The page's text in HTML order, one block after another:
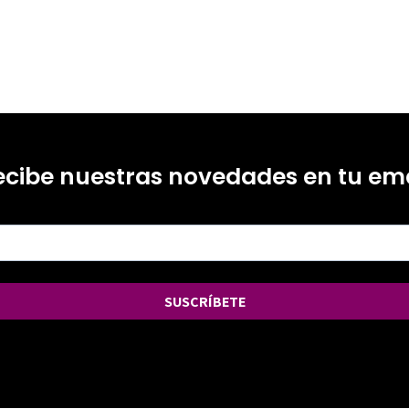
nuestras novedades en tu
SUSCRÍBETE